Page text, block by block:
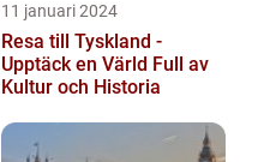
11 januari 2024
Resa till Tyskland -
Upptäck en Värld Full av
Kultur och Historia